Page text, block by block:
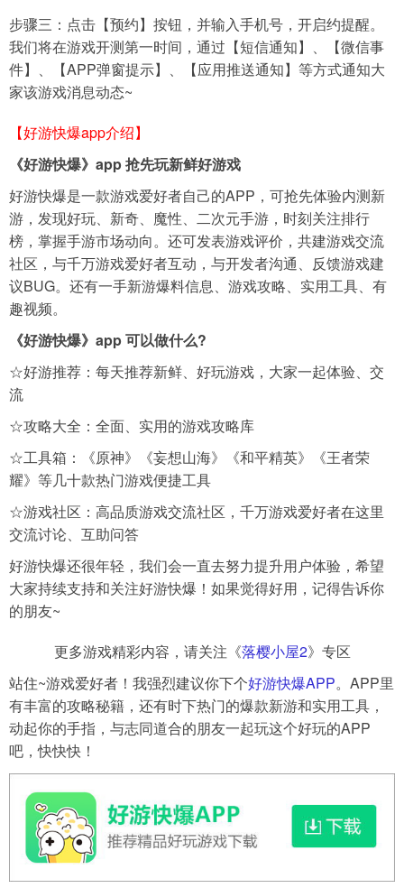
步骤三：点击【预约】按钮，并输入手机号，开启约提醒。
我们将在游戏开测第一时间，通过【短信通知】、【微信事
件】、【APP弹窗提示】、【应用推送通知】等方式通知大
家该游戏消息动态~
【好游快爆app介绍】
《好游快爆》app 抢先玩新鲜好游戏
好游快爆是一款游戏爱好者自己的APP，可抢先体验内测新
游，发现好玩、新奇、魔性、二次元手游，时刻关注排行
榜，掌握手游市场动向。还可发表游戏评价，共建游戏交流
社区，与千万游戏爱好者互动，与开发者沟通、反馈游戏建
议BUG。还有一手新游爆料信息、游戏攻略、实用工具、有
趣视频。
《好游快爆》app可以做什么?
☆好游推荐：每天推荐新鲜、好玩游戏，大家一起体验、交
流
☆攻略大全：全面、实用的游戏攻略库
☆工具箱：《原神》《妄想山海》《和平精英》《王者荣
耀》等几十款热门游戏便捷工具
☆游戏社区：高品质游戏交流社区，千万游戏爱好者在这里
交流讨论、互助问答
好游快爆还很年轻，我们会一直去努力提升用户体验，希望
大家持续支持和关注好游快爆！如果觉得好用，记得告诉你
的朋友~
更多游戏精彩内容，请关注《落樱小屋2》专区
站住~游戏爱好者！我强烈建议你下个好游快爆APP。APP里
有丰富的攻略秘籍，还有时下热门的爆款新游和实用工具，
动起你的手指，与志同道合的朋友一起玩这个好玩的APP
吧，快快快！